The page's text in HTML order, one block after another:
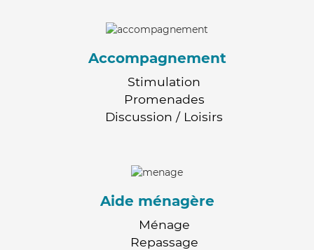
Accompagnement
Stimulation
Promenades
Discussion / Loisirs
Aide ménagère
Ménage
Repassage